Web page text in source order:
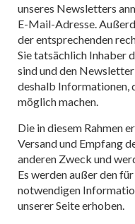
unseres Newsletters
E-Mail-Adresse.
der entsprechenden
Sie tatsächlich Inhaber
sind und den
deshalb Informationen,
möglich machen.
Die in diesem Rahmen
Versand und Empfang
anderen Zweck und
Es werden außer den
notwendigen
unserer Seite erhoben.